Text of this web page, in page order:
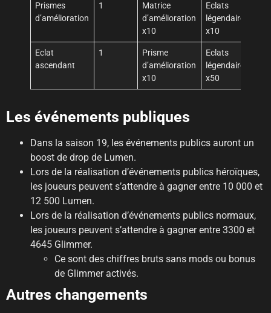
Prismes
d’amélioration
1
Matrice
d’amélioration
x10
Eclats
légendaire
x10
Eclat
ascendant
1
Prisme
d’amélioration
x10
Eclats
légendaire
x50
Les événements publiques
Dans la saison 19, les événements publics auront un
boost de drop de Lumen.
Lors de la réalisation d’événements publics héroïques,
les joueurs peuvent s’attendre à gagner entre 10 000 et
12 500 Lumen.
Lors de la réalisation d’événements publics normaux,
les joueurs peuvent s’attendre à gagner entre 3300 et
4645 Glimmer.
Ce sont des chiffres bruts sans mods ou bonus
de Glimmer activés.
Autres changements